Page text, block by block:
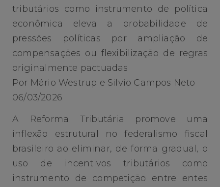
tributários como instrumento de política
econômica eleva a probabilidade de
pressões políticas por ampliação de
compensações ou flexibilização de regras
originalmente pactuadas
Por Mário Westrup e Silvio Campos Neto
06/03/2026
A Reforma Tributária promove uma
inflexão estrutural no federalismo fiscal
brasileiro ao eliminar, de forma gradual, o
uso de incentivos tributários como
instrumento de competição entre entes